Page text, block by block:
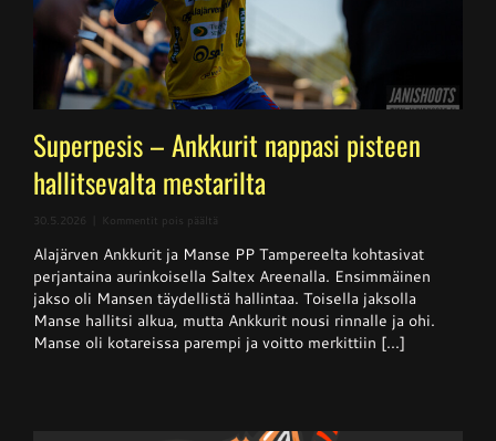
Superpesis – Ankkurit nappasi pisteen
hallitsevalta mestarilta
30.5.2026 Kommentit pois päältä
–
Ankkurit
nappasi
pisteen
hallitsevalta
mestarilta
Alajärven Ankkurit ja Manse PP Tampereelta kohtasivat
perjantaina aurinkoisella Saltex Areenalla. Ensimmäinen
jakso oli Mansen täydellistä hallintaa. Toisella jaksolla
Manse hallitsi alkua, mutta Ankkurit nousi rinnalle ja ohi.
Manse oli kotareissa parempi ja voitto merkittiin [...]